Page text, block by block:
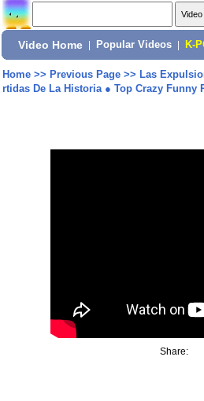
Video Home Popular Videos K-
Home>> Previous Page>> Las
rtidas De La Historia ● Top Crazy Funny
Share: